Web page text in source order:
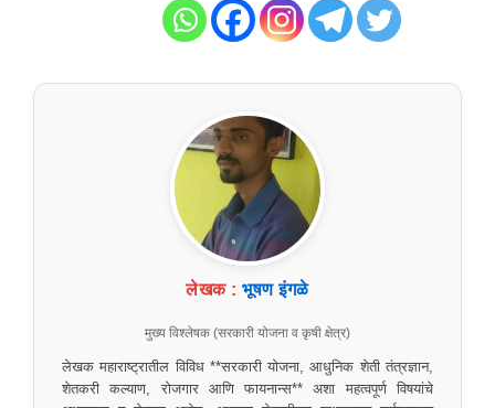
लेखक : भूषण इंगळे
मुख्य विश्लेषक (सरकारी योजना व कृषी क्षेत्र)
लेखक महाराष्ट्रातील विविध **सरकारी योजना, आधुनिक शेती तंत्रज्ञान,
शेतकरी कल्याण, रोजगार आणि फायनान्स** अशा महत्वपूर्ण विषयांचे